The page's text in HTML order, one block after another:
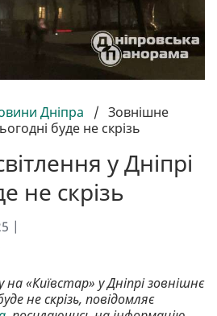
Дніпра / Зовнішне
буде не скрізь
у Дніпрі
не скрізь
|
на «Київстар» у Дніпрі зовнішнє
не скрізь, повідомляє